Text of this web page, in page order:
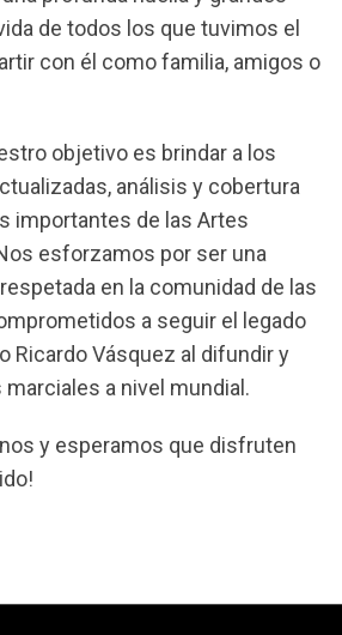
de todos los que tuvimos el
con él como familia, amigos o
objetivo es brindar a los
análisis y cobertura
importantes de las Artes
esforzamos por ser una
en la comunidad de las
a seguir el legado
Ricardo Vásquez al difundir y
a nivel mundial.
y esperamos que disfruten